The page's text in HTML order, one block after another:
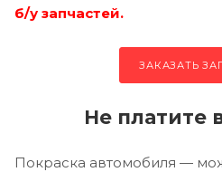
б/у запчастей.
ЗАКАЗАТЬ
Не платите
Покраска автомобиля —